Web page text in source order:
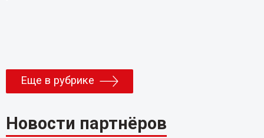
Еще в рубрике
Новости партнёров